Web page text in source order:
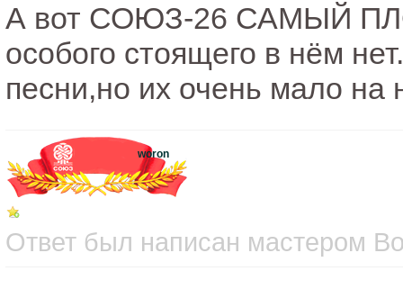
А вот СОЮЗ-26 САМЫЙ
особого стоящего в нём
песни,но их очень мало на
woron
Ответ был написан мастером